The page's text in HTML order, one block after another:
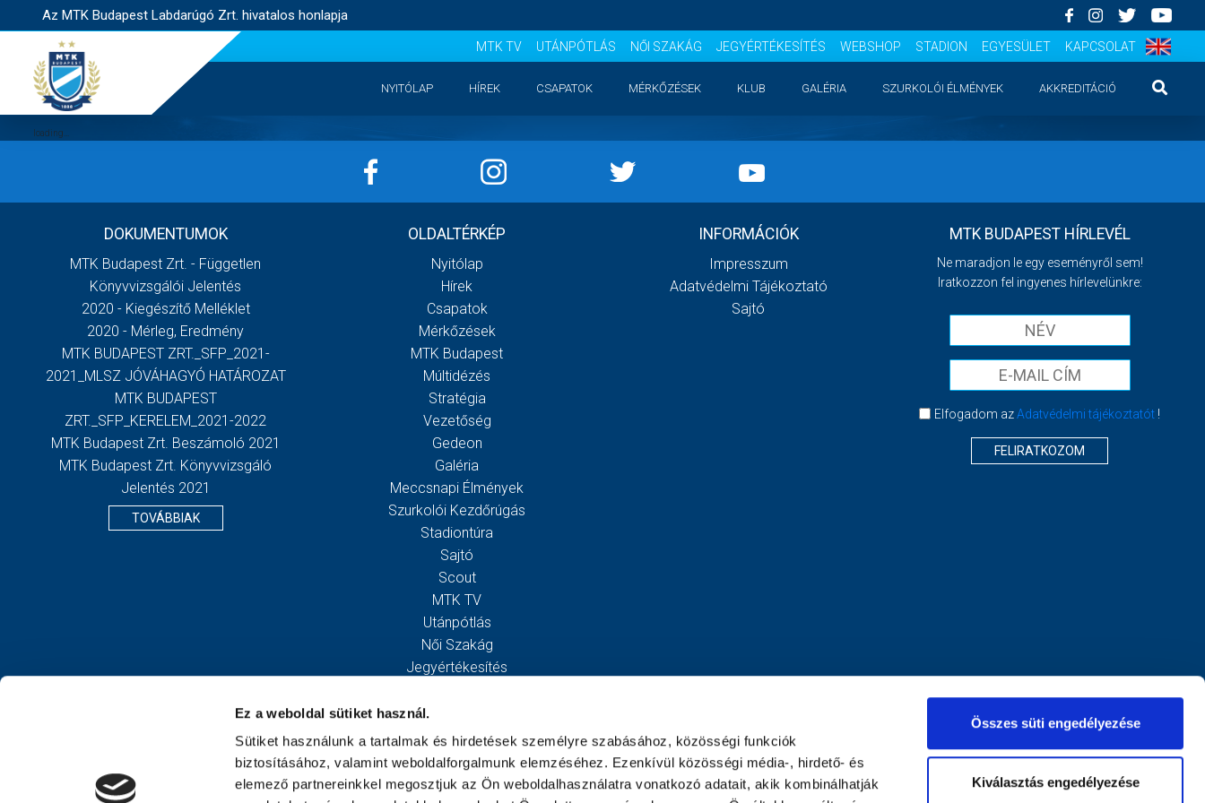
Ez a weboldal sütiket használ.
Sütiket használunk a tartalmak és hirdetések személyre szabásához, közösségi funkciók
biztosításához, valamint weboldalforgalmunk elemzéséhez. Ezenkívül közösségi média-, hirdető- és
elemező partnereinkkel megosztjuk az Ön weboldalhasználatra vonatkozó adatait, akik kombinálhatják
Összes süti engedélyezése
Kiválasztás engedélyezése
Az MTK Budapest Labdarúgó Zrt. hivatalos honlapja
MTK TV UTÁNPÓTLÁS NŐI SZAKÁG JEGYÉRTÉKESÍTÉS WEBSHOP STADION EGYESÜLET KAPCSOLAT
NYITÓLAP HÍREK CSAPATOK MÉRKŐZÉSEK KLUB GALÉRIA SZURKOLÓI ÉLMÉNYEK AKKREDITÁCIÓ
DOKUMENTUMOK
MTK Budapest Zrt. - Független
Könyvvizsgálói Jelentés
2020 - Kiegészítő Melléklet
2020 - Mérleg, Eredmény
MTK BUDAPEST ZRT._SFP_2021-
2021_MLSZ JÓVÁHAGYÓ HATÁROZAT
MTK BUDAPEST
ZRT._SFP_KERELEM_2021-2022
MTK Budapest Zrt. Beszámoló 2021
MTK Budapest Zrt. Könyvvizsgáló
Jelentés 2021
TOVÁBBIAK
OLDALTÉRKÉP
Nyitólap
Hírek
Csapatok
Mérkőzések
MTK Budapest
Múltidézés
Stratégia
Vezetőség
Gedeon
Galéria
Meccsnapi Élmények
Szurkolói Kezdőrúgás
Stadiontúra
Sajtó
Scout
MTK TV
Utánpótlás
Női Szakág
Jegyértékesítés
Egyesület
Kapcsolat
INFORMÁCIÓK
Impresszum
Adatvédelmi Tájékoztató
Sajtó
MTK BUDAPEST HÍRLEVÉL
Ne maradjon le egy eseményről sem!
Iratkozzon fel ingyenes hírlevelünkre:
Elfogadom azAdatvédelmi tájékoztatót !
FELIRATKOZOM